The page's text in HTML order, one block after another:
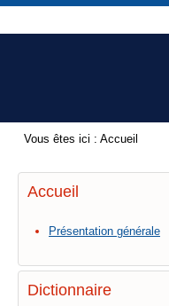
Vous êtes ici : Accueil
Accueil
Présentation générale
Dictionnaire